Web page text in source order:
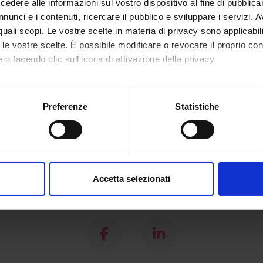
alle informazioni sul vostro dispositivo al fine di
e i contenuti, ricercare il pubblico e sviluppare i servizi.
scopi. Le vostre scelte in materia di privacy sono
vostre scelte. È possibile modificare o revocare il proprio
o facendo clic sull'icona di attivazione della privacy.
anche:
sulla tua posizione geografica, con un'approssimazione di
in qualsiasi momento dalla Dichiarazione sui cookie.
Preferenze Statistiche
Accetta selezionati
Utensile Immagini della cultura materiale dell'artigiano
Share